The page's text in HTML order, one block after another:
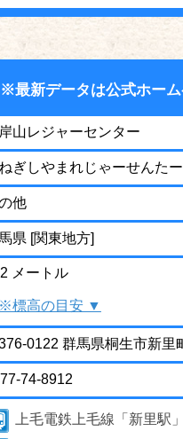
※最新データは公式ホーム
山レジャーセンター
ぎしやまれじゃーせんたー
他
県 [関東地方]
メートル
※標高の目安 ▼
0122 群馬県桐生市新里
74-8912
上毛電鉄上毛線「新里駅